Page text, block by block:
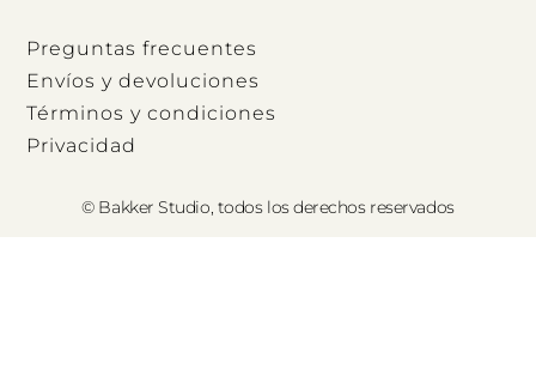
Preguntas frecuentes
Envíos y devoluciones
Términos y condiciones
Privacidad
© Bakker Studio, todos los derechos reservados